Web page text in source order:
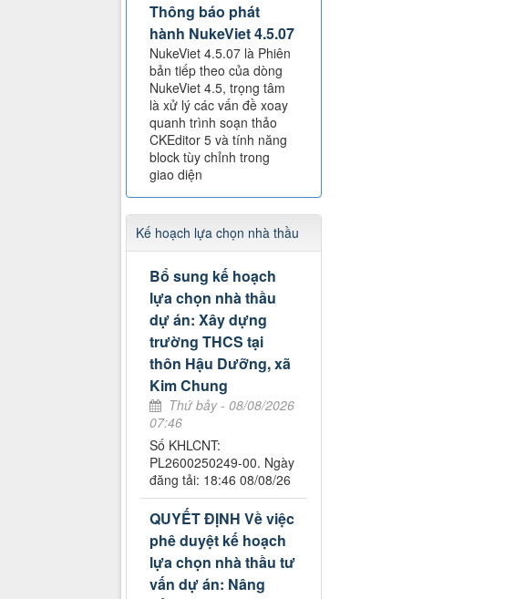
Thông báo phát
hành NukeViet 4.5.07
NukeViet 4.5.07 là Phiên
bản tiếp theo của dòng
NukeViet 4.5, trọng tâm
là xử lý các vấn đề xoay
quanh trình soạn thảo
CKEditor 5 và tính năng
block tùy chỉnh trong
giao diện
Kế hoạch lựa chọn nhà thầu
Bổ sung kế hoạch
lựa chọn nhà thầu
dự án: Xây dựng
trường THCS tại
thôn Hậu Dưỡng, xã
Kim Chung
Thứ bảy - 08/08/2026
07:46
Số KHLCNT:
PL2600250249-00. Ngày
đăng tải: 18:46 08/08/26
QUYẾT ĐỊNH Về việc
phê duyệt kế hoạch
lựa chọn nhà thầu tư
vấn dự án: Nâng